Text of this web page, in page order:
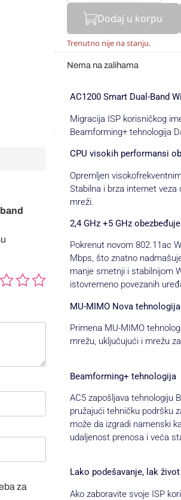
za
Dodaj u korpu
Trenutno nije na stanju.
Nema na zalihama
AC1200 Smart Dual-Band
Migracija ISP korisničkog
Beamforming+ tehnologija
CPU visokih performansi
Opremljen
Stabilna i brza internet
mreži.
2,4 GHz +5 GHz
Pokrenut novom 802.11ac
Mbps, što znatno
manje smetnji i stabilnijom
istovremeno povezanih
MU-MIMO Nova tehnologija
Primena MU-MIMO
mrežu, uključujući i mrežu
Beamforming+ tehnologija
AC5 zapošljava tehnologiju
pružajući tehničku podršku
može da izgradi namenski
udaljenost prenosa i veća
Lako podešavanje, lak život
Ako zaboravite svoje ISP